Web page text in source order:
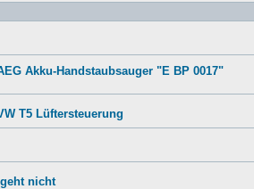
Akku-Handstaubsauger "E BP 0017"
T5 Lüftersteuerung
nicht